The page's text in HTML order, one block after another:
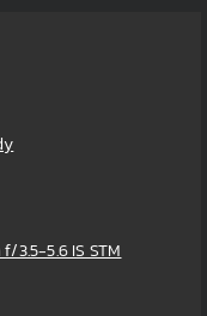
3.5-5.6 IS STM